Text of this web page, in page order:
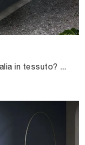
Cerchi salotti e divani Cattelan Italia in tessuto? Clicca e ottieni informazioni sul modello Sinatra per spazi moderni.